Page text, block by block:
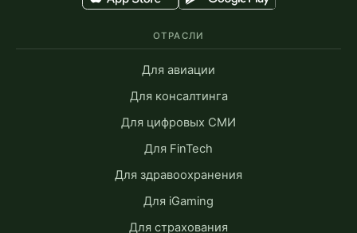
ОТРАСЛИ
Для авиации
Для консалтинга
Для цифровых СМИ
Для FinTech
Для здравоохранения
Для iGaming
Для страхования